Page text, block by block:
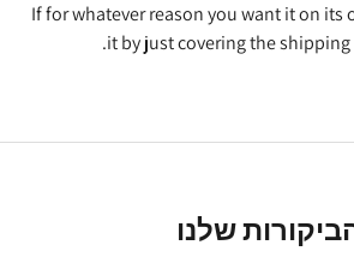
If for whatever reason you want it on its
it by just covering the shipping
שלנו